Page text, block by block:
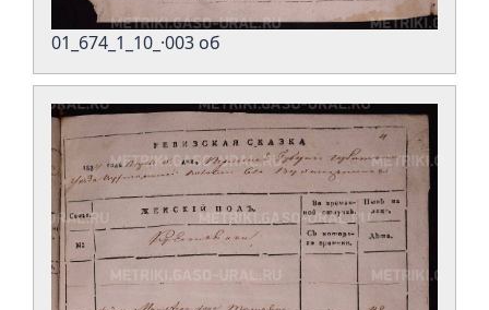
01_674_1_10_·003 об